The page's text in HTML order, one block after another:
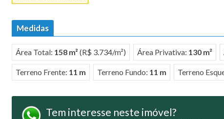
Medidas
Área Total: 158 m² (R$ 3.734/m²) Área Privativa: 130 m²
Terreno Frente: 11 m Terreno Fundo: 11 m Terreno
Tem interesse neste imóvel?